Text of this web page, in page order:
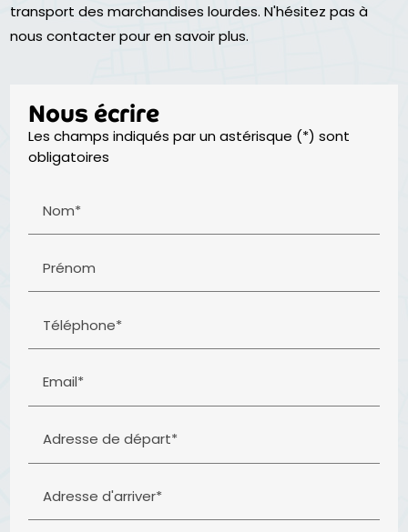
transport des marchandises lourdes. N'hésitez pas à
nous contacter pour en savoir plus.
Nous écrire
Les champs indiqués par un astérisque (*) sont
obligatoires
Nom*
Prénom
Téléphone*
Email*
Adresse de départ*
Adresse d'arriver*